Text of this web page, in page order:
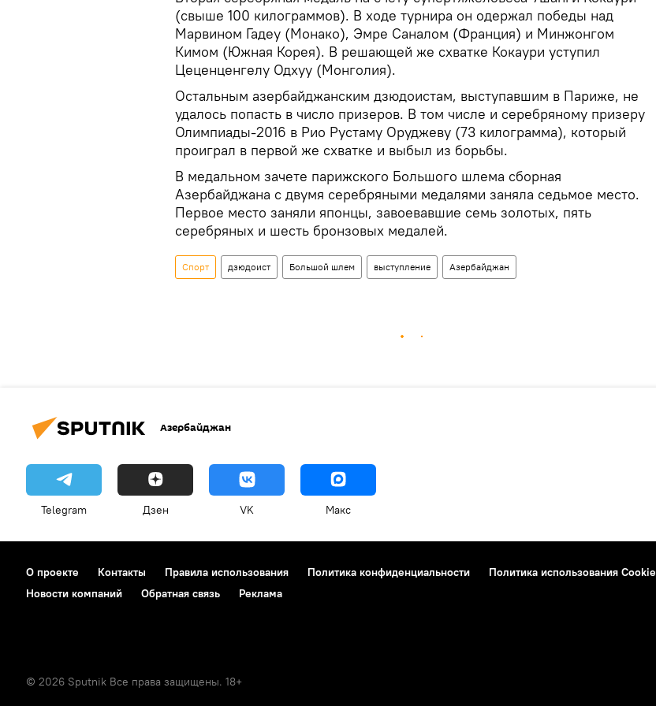
(свыше 100 килограммов). В ходе турнира он одержал победы над
Марвином Гадеу (Монако), Эмре Саналом (Франция) и Минжонгом
Кимом (Южная Корея). В решающей же схватке Кокаури уступил
Цеценценгелу Одхуу (Монголия).
Остальным азербайджанским дзюдоистам, выступавшим в Париже, не
удалось попасть в число призеров. В том числе и серебряному призеру
Олимпиады-2016 в Рио Рустаму Оруджеву (73 килограмма), который
проиграл в первой же схватке и выбыл из борьбы.
В медальном зачете парижского Большого шлема сборная
Азербайджана с двумя серебряными медалями заняла седьмое место.
Первое место заняли японцы, завоевавшие семь золотых, пять
серебряных и шесть бронзовых медалей.
Спорт дзюдоист Большой шлем выступление Азербайджан
Азербайджан
Telegram Дзен VK Макс
О проекте Контакты Правила использования Политика конфиденциальности Политика использования Cookie
Новости компаний
Обратная связь Реклама
© 2026 Sputnik Все права защищены. 18+